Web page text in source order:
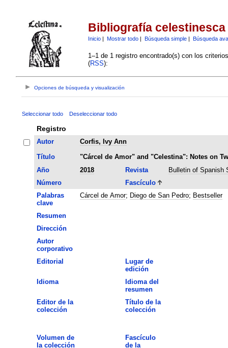
Bibliografía celestinesca
Inicio| Mostrar todo| Búsqueda simple| Búsqueda
1–1 de 1 registro encontrado(s) con los
(RSS):
Opciones de búsqueda y visualización
Seleccionar todo Deseleccionar todo
Registro
Autor
Corfis, Ivy Ann
Título
"Cárcel de Amor" and "Celestina": Notes on
Año
2018 Revista
Bulletin of Spanish
Número
Fascículo
Palabras
clave
Cárcel de Amor; Diego de San Pedro; Bestseller
Resumen
Dirección
Autor
corporativo
Editorial
Lugar de
edición
Idioma
Idioma del
resumen
Editor de la
colección
Título de la
colección
Volumen de
la colección
Fascículo
de la